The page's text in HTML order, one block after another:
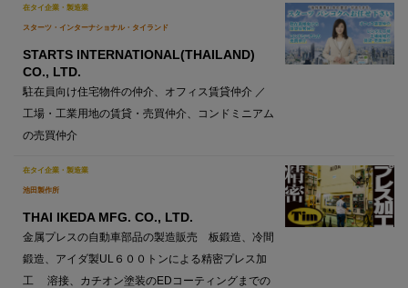
在タイ企業・製造業
スターツ・インターナショナル・タイランド
STARTS INTERNATIONAL(THAILAND)
CO., LTD.
駐在員向け住宅物件の仲介、オフィス賃貸仲介 ／
工場・工業用地の賃貸・売買仲介、コンドミニアム
の売買仲介
在タイ企業・製造業
池田製作所
THAI IKEDA MFG. CO., LTD.
金属プレスの自動車部品の製造販売 板鍛造、冷間
鍛造、アイダ製UL６００トンによる精密プレス加
工 溶接、カチオン塗装のEDコーティングまでの